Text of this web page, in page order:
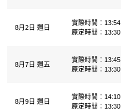
8月2日 週日
實際時間：13:54
原定時間：13:30
8月7日 週五
實際時間：13:45
原定時間：13:30
8月9日 週日
實際時間：14:10
原定時間：13:30